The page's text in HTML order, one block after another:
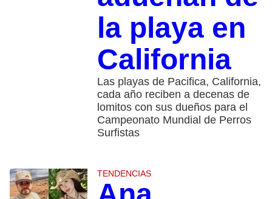
la playa en
California
Las playas de Pacifica, California,
cada año reciben a decenas de
lomitos con sus dueños para el
Campeonato Mundial de Perros
Surfistas
TENDENCIAS